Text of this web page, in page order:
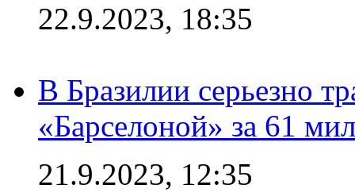
22.9.2023, 18:35
В Бразилии серьезно
«Барселоной» за 61
21.9.2023, 12:35